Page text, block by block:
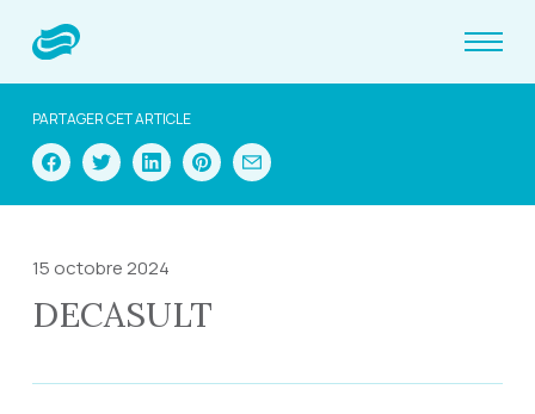
PARTAGER CET ARTICLE
15 octobre 2024
DECASULT